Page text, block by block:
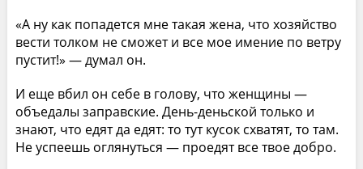
«А ну как попадется мне такая жена, что хозяйство
вести толком не сможет и все мое имение по ветру
пустит!» — думал он.
И еще вбил он себе в голову, что женщины —
объедалы заправские. День-деньской только и
знают, что едят да едят: то тут кусок схватят, то там.
Не успеешь оглянуться — проедят все твое добро.